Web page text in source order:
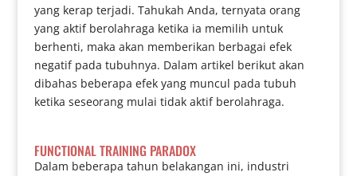
yang kerap terjadi. Tahukah Anda, ternyata orang
yang aktif berolahraga ketika ia memilih untuk
berhenti, maka akan memberikan berbagai efek
negatif pada tubuhnya. Dalam artikel berikut akan
dibahas beberapa efek yang muncul pada tubuh
ketika seseorang mulai tidak aktif berolahraga.
FUNCTIONAL TRAINING PARADOX
Dalam beberapa tahun belakangan ini, industri